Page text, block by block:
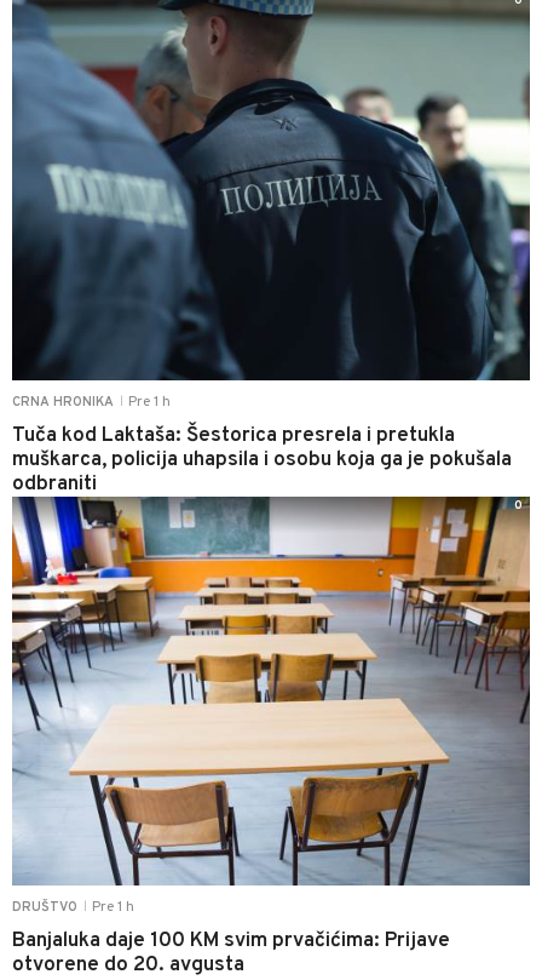
CRNA HRONIKA Pre 1 h
Tuča kod Laktaša: Šestorica presrela i pretukla
muškarca, policija uhapsila i osobu koja ga je pokušala
odbraniti
DRUŠTVO Pre 1 h
Banjaluka daje 100 KM svim prvačićima: Prijave
otvorene do 20. avgusta
0